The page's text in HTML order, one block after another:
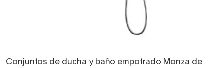
Conjuntos de ducha y baño empotrado Monza de